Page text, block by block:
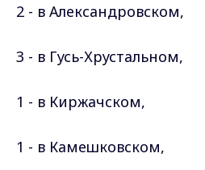
2 - в Александровском,
3 - в Гусь-Хрустальном,
1 - в Киржачском,
1 - в Камешковском,